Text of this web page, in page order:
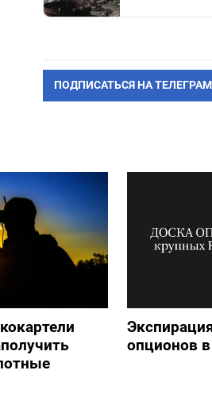
ПОДПИСАТЬСЯ НА ТЕЛЕГРАМ
опционов в